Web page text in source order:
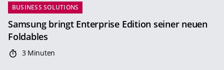
BUSINESS SOLUTIONS
Samsung bringt Enterprise Edition seiner neuen
Foldables
3 Minuten